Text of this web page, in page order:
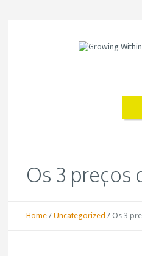
Os 3 preços
Home /Uncategorized / Os 3